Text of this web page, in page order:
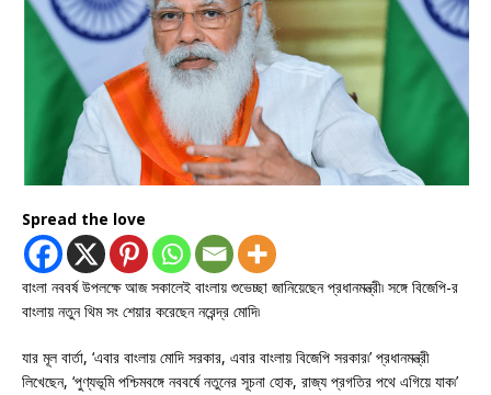
Spread the love
বাংলা নববর্ষ উপলক্ষে আজ সকালেই বাংলায় শুভেচ্ছা জানিয়েছেন প্রধানমন্ত্রী৷ সঙ্গে বিজেপি-র
বাংলায় নতুন থিম সং শেয়ার করেছেন নরেন্দ্র মোদি৷
যার মূল বার্তা, ‘এবার বাংলায় মোদি সরকার, এবার বাংলায় বিজেপি সরকার৷’ প্রধানমন্ত্রী
লিখেছেন, ‘পুণ্যভূমি পশ্চিমবঙ্গে নববর্ষে নতুনের সূচনা হোক, রাজ্য প্রগতির পথে এগিয়ে যাক৷’